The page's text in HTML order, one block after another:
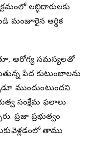
లబ్ధిదారులకు
మంజూరైన ఆర్థిక
ఆరోగ్య సమస్యలతో
పేద కుటుంబాలను
ముందుంటుందని
సంక్షేమ ఫలాలు
ప్రభుత్వం
తాము